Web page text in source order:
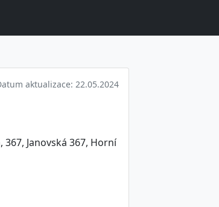
aktualizace: 22.05.2024
367, Janovská 367, Horní